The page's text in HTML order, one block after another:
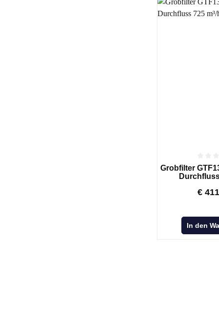
Grobfilter
€
In den